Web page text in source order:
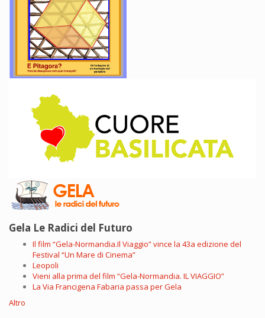
Gela Le Radici del Futuro
Il film “Gela-Normandia.Il Viaggio” vince la 43a edizione del
Festival “Un Mare di Cinema”
Leopoli
Vieni alla prima del film “Gela-Normandia. IL VIAGGIO”
La Via Francigena Fabaria passa per Gela
Altro